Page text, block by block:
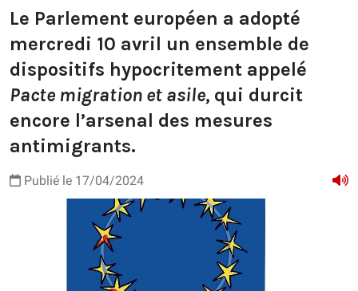
Le Parlement européen a adopté
mercredi 10 avril un ensemble de
dispositifs hypocritement appelé
Pacte migration et asile, qui durcit
encore l’arsenal des mesures
antimigrants.
Publié le 17/04/2024